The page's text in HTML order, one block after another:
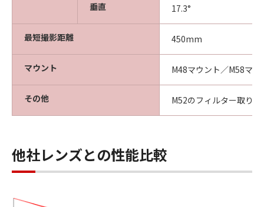
垂直 17.3°
最短撮影距離 450mm
マウント M48マウント／M58マウ
その他 M52のフィルター取り付
他社レンズとの性能比較